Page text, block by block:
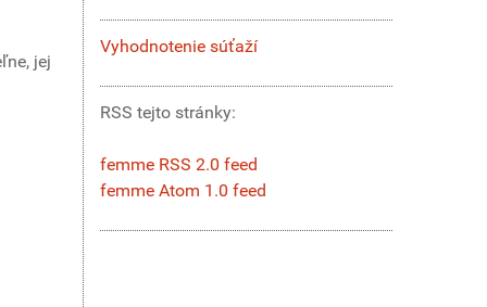
jej
Vyhodnotenie súťaží
RSS tejto stránky:
femme RSS 2.0 feed
femme Atom 1.0 feed